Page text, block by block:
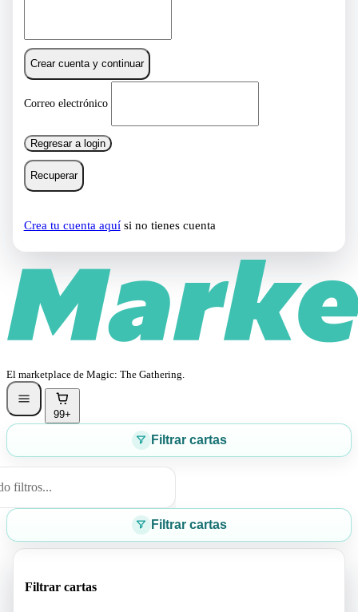
Crear cuenta y continuar
Correo electrónico
Regresar a login
Recuperar
Crea tu cuenta aquísi no tienes cuenta
El marketplace de Magic: The Gathering.
99+
Filtrar cartas
filtros...
Filtrar cartas
Filtrar cartas